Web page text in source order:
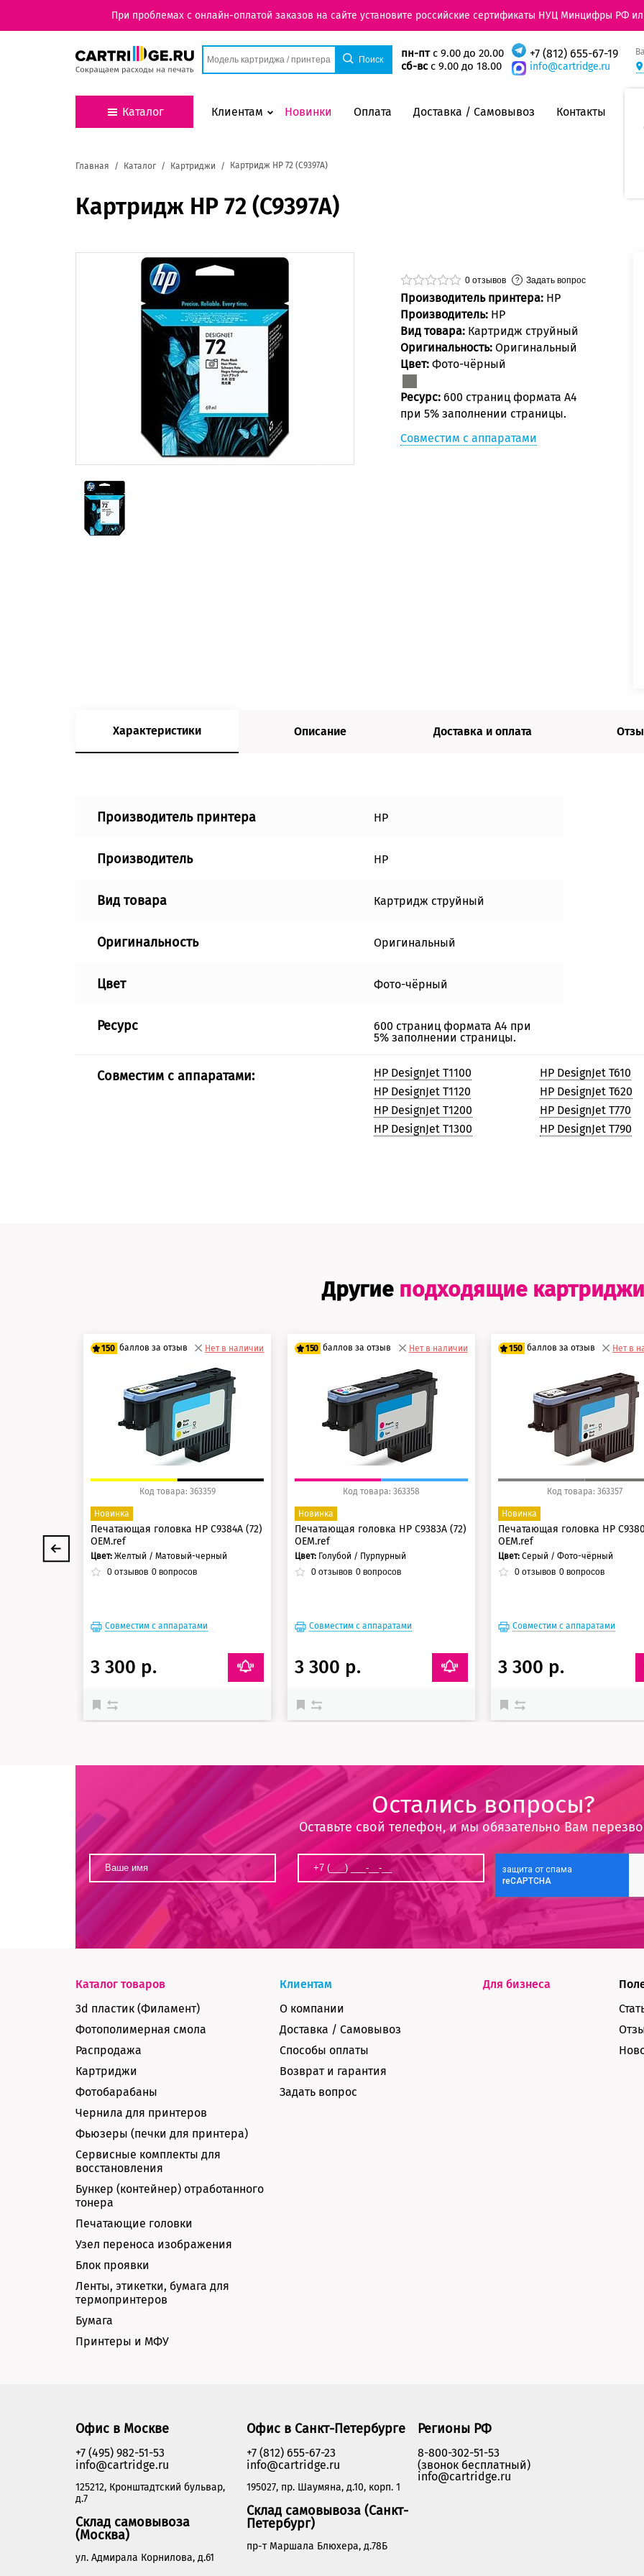
При проблемах с онлайн-оплатой заказов на сайте установите российские сертификаты НУЦ Минцифры РФ
пн-птс 9.00 до 20.00
сб-всс 9.00 до 18.00
+7 (812) 655-67-19
info@cartridge.ru
Каталог Клиентам Новинки Оплата Доставка / Самовывоз Контакты
Главная Каталог Картриджи Картридж HP 72 (C9397A)
Картридж HP 72 (C9397A)
0 отзывов Задать вопрос
Производитель принтера: HP
Производитель: HP
Вид товара: Картридж струйный
Оригинальность: Оригинальный
Цвет: Фото-чёрный
Ресурс: 600 страниц формата А4
при 5% заполнении страницы.
Совместим с аппаратами
Характеристики Описание Доставка и оплата
Производитель принтера HP
Производитель HP
Вид товара Картридж струйный
Оригинальность Оригинальный
Цвет Фото-чёрный
Ресурс
600 страниц формата А4 при
5% заполнении страницы.
Совместим с аппаратами:
HP DesignJet T1100
HP DesignJet T1120
HP DesignJet T1200
HP DesignJet T1300
HP DesignJet T610
HP DesignJet T620
HP DesignJet T770
HP DesignJet T790
Другие подходящие картриджи
150 баллов за отзыв
125 баллов
150 баллов
Нет в наличии
Код товара: 363359
Новинка
Печатающая головка HP C9384A (72)
OEM.ref
Цвет: Желтый / Матовый-черный
0 отзывов 0 вопросов
Совместим с аппаратами
3 300 р.
150 баллов за отзыв
125 баллов
150 баллов
Нет в наличии
Код товара: 363358
Новинка
Печатающая головка HP C9383A (72)
OEM.ref
Цвет: Голубой / Пурпурный
0отзывов 0вопросов
Совместим с аппаратами
3 300 р.
150 баллов за отзыв
125 баллов
150 баллов
Нет в
Код товара: 363357
Новинка
Печатающая головка HP
OEM.ref
Цвет: Серый / Фото-чёрный
0 отзывов 0 вопросов
Совместим с аппаратами
3 300 р.
Остались вопросы?
Оставьте свой телефон, и мы обязательно Вам
Каталог товаров
3d пластик (Филамент)
Фотополимерная смола
Распродажа
Картриджи
Фотобарабаны
Чернила для принтеров
Фьюзеры (печки для принтера)
Сервисные комплекты для
восстановления
Бункер (контейнер) отработанного
тонера
Печатающие головки
Узел переноса изображения
Блок проявки
Ленты, этикетки, бумага для
термопринтеров
Бумага
Принтеры и МФУ
Клиентам
О компании
Доставка / Самовывоз
Способы оплаты
Возврат и гарантия
Задать вопрос
Для бизнеса
Офис в Москве
+7 (495) 982-51-53
info@cartridge.ru
125212, Кронштадтский бульвар,
д.7
Склад самовывоза
(Москва)
ул. Адмирала Корнилова, д.61
Офис в Санкт-Петербурге
+7 (812) 655-67-23
info@cartridge.ru
195027, пр. Шаумяна, д.10, корп. 1
Склад самовывоза (Санкт-
Петербург)
пр-т Маршала Блюхера, д.78Б
Регионы РФ
8-800-302-51-53
(звонок бесплатный)
info@cartridge.ru